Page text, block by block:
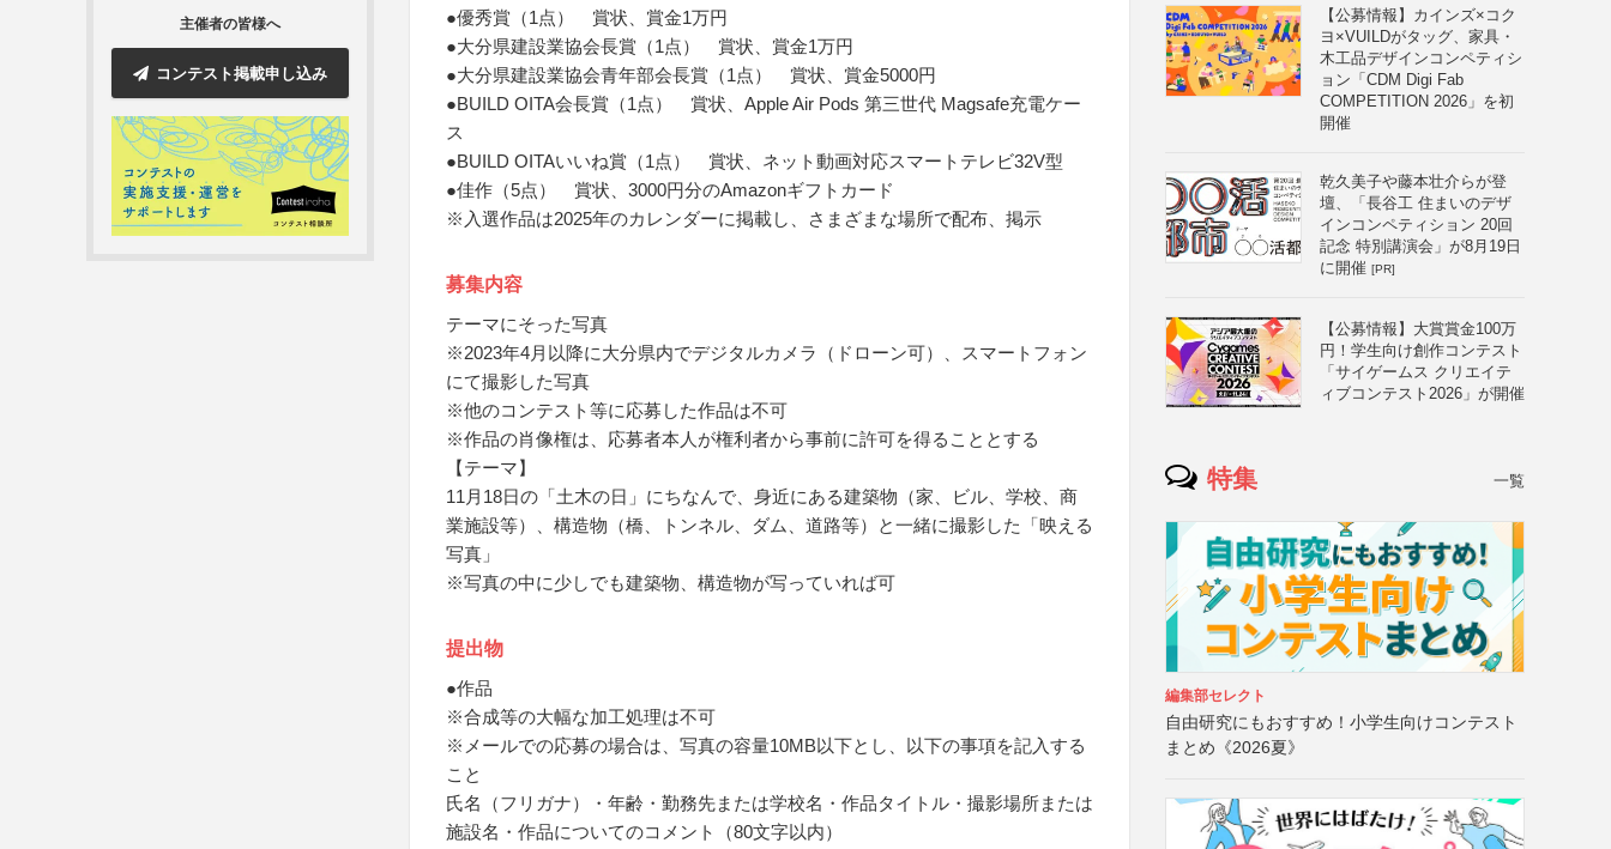
主催者の皆様へ
コンテスト掲載申し込み
●優秀賞（1点） 賞状、賞金1万円
●大分県建設業協会長賞（1点） 賞状、賞金1万円
●大分県建設業協会青年部会長賞（1点） 賞状、賞金5000円
●BUILD OITA会長賞（1点） 賞状、Apple Air Pods 第三世代 Magsafe充電ケー
ス
●BUILD OITAいいね賞（1点） 賞状、ネット動画対応スマートテレビ32V型
●佳作（5点） 賞状、3000円分のAmazonギフトカード
※入選作品は2025年のカレンダーに掲載し、さまざまな場所で配布、掲示
募集内容
テーマにそった写真
※2023年4月以降に大分県内でデジタルカメラ（ドローン可）、スマートフォン
にて撮影した写真
※他のコンテスト等に応募した作品は不可
※作品の肖像権は、応募者本人が権利者から事前に許可を得ることとする
【テーマ】
11月18日の「土木の日」にちなんで、身近にある建築物（家、ビル、学校、商
業施設等）、構造物（橋、トンネル、ダム、道路等）と一緒に撮影した「映える
写真」
※写真の中に少しでも建築物、構造物が写っていれば可
提出物
●作品
※合成等の大幅な加工処理は不可
※メールでの応募の場合は、写真の容量10MB以下とし、以下の事項を記入する
こと
氏名（フリガナ）・年齢・勤務先または学校名・作品タイトル・撮影場所または
施設名・作品についてのコメント（80文字以内）
【公募情報】カインズ×コク
ヨ×VUILDがタッグ、家具・
木工品デザインコンペティシ
ョン「CDM Digi Fab
COMPETITION 2026」を初
開催
乾久美子や藤本壮介らが登
壇、「長谷工 住まいのデザ
インコンペティション 20回
記念 特別講演会」が8月19日
に開催 [PR]
【公募情報】大賞賞金100万
円！学生向け創作コンテスト
「サイゲームス クリエイテ
ィブコンテスト2026」が開催
特集 一覧
編集部セレクト
自由研究にもおすすめ！小学生向けコンテスト
まとめ《2026夏》